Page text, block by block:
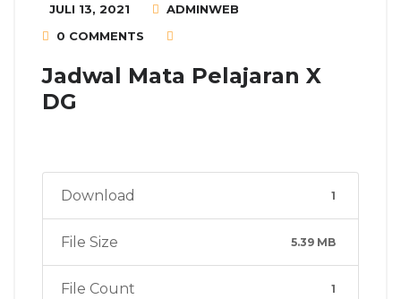
JULI 13, 2021
ADMINWEB
0 COMMENTS
Jadwal Mata Pelajaran X
DG
Download 1
File Size 5.39 MB
File Count 1